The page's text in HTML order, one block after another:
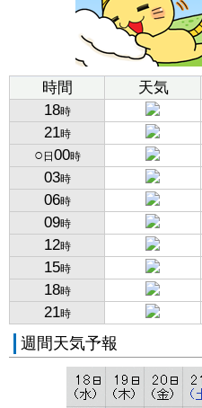
時間 天気
18時
21時
○ 日 00時
03時
06時
09時
12時
15時
18時
21時
週間天気予報